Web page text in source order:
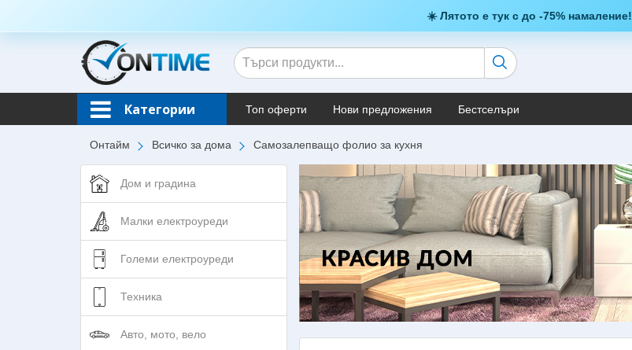
☀️ Лятото е тук с до -75% намаление!
Категории Топ оферти Нови предложения Бестселъри
Онтайм Всичко за дома Самозалепващо фолио за кухня
Дом и градина
Малки електроуреди
Големи електроуреди
Техника
Авто, мото, вело